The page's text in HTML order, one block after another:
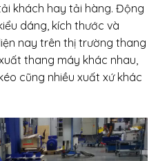
khách hay tải hàng. Động
dáng, kích thước và
nay trên thị trường thang
thang máy khác nhau,
cũng nhiều xuất xứ khác